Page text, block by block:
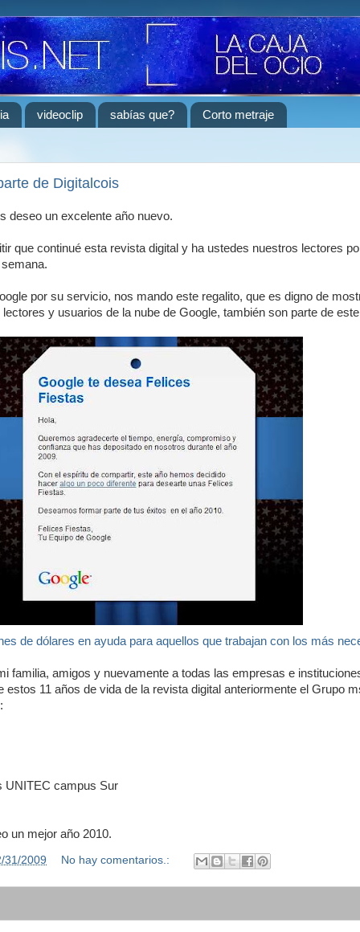
videoclip sabías que? Corto metraje
de Digitalcois
deseo un excelente año nuevo.
que continué esta revista digital y ha ustedes nuestros lectores
por su servicio, nos mando este regalito, que es digno de
y usuarios de la nube de Google, también son parte de
de dólares en ayuda para aquellos que trabajan con los más
familia, amigos y nuevamente a todas las empresas e
estos 11 años de vida de la revista digital anteriormente el Grupo
UNITEC campus Sur
un mejor año 2010.
31/2009 No hay comentarios.: